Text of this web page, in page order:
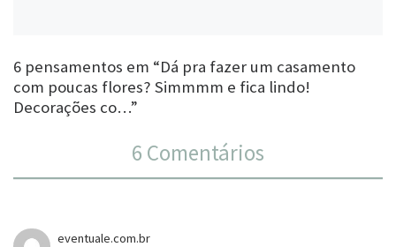
6 pensamentos em “Dá pra fazer um casamento
com poucas flores? Simmmm e fica lindo!
Decorações co…”
6 Comentários
eventuale.com.br